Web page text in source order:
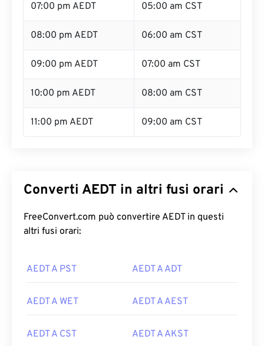
07:00 pm AEDT 05:00 am CST
08:00 pm AEDT 06:00 am CST
09:00 pm AEDT 07:00 am CST
10:00 pm AEDT 08:00 am CST
11:00 pm AEDT 09:00 am CST
Converti AEDT in altri fusi orari
FreeConvert.com può convertire AEDT in questi
altri fusi orari:
AEDT A PST AEDT A ADT
AEDT A WET AEDT A AEST
AEDT A CST AEDT A AKST